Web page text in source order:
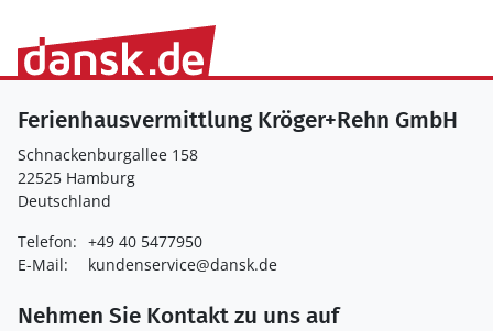
Ferienhausvermittlung Kröger+Rehn GmbH
Schnackenburgallee 158
22525 Hamburg
Deutschland
Telefon: +49 40 5477950
E-Mail:
kundenservice@dansk.de
Nehmen Sie Kontakt zu uns auf